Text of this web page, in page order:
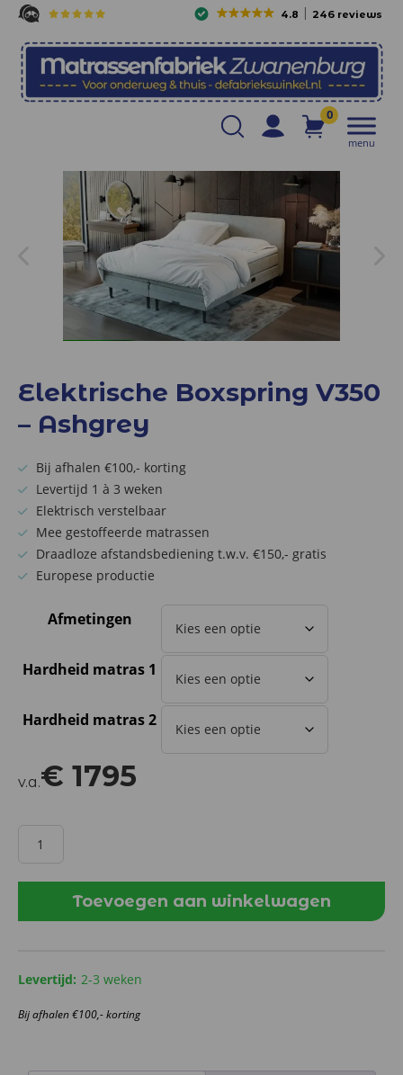
4.8 246 reviews
0
menu
Elektrische Boxspring V350
– Ashgrey
Bij afhalen €100,- korting
Levertijd 1 à 3 weken
Elektrisch verstelbaar
Mee gestoffeerde matrassen
Draadloze afstandsbediening t.w.v. €150,- gratis
Europese productie
Afmetingen
Hardheid matras 1
Hardheid matras 2
v.a.€ 1795
V350
Ashgrey
Toevoegen aan winkelwagen
Levertijd: 2-3 weken
Bij afhalen €100,- korting